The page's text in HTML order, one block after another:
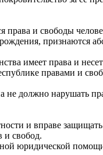
и свободы
имеет права и
правами и
не должно нарушать
и вправе
и свобод.
юридической